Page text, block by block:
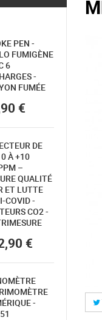
PEN -
FUMIGÈNE
6
-
FUMÉE
€
DE
À +10
–
QUALITÉ
ET LUTTE
COVID -
CO2 -
€
-